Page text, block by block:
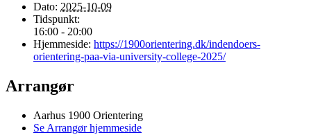
Dato: 2025-10-09
Tidspunkt:
16:00 - 20:00
Hjemmeside: https://1900orientering.dk/indendoers-
orientering-paa-via-university-college-2025/
Arrangør
Aarhus 1900 Orientering
Se Arrangør hjemmeside